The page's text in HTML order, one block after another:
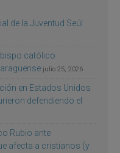
de la Juventud Seúl
católico
julio 25, 2026
en Estados Unidos
defendiendo el
Rubio ante
afecta a cristianos (y